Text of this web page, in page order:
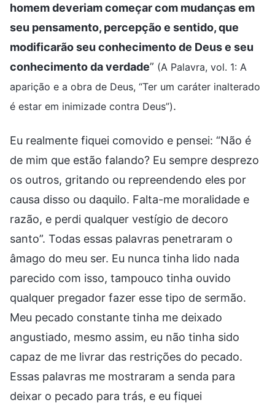
homem deveriam começar com mudanças em
seu pensamento, percepção e sentido, que
modificarão seu conhecimento de Deus e seu
conhecimento da verdade” (A Palavra, vol. 1: A
aparição e a obra de Deus, “Ter um caráter inalterado
é estar em inimizade contra Deus”).
Eu realmente fiquei comovido e pensei: “Não é
de mim que estão falando? Eu sempre desprezo
os outros, gritando ou repreendendo eles por
causa disso ou daquilo. Falta-me moralidade e
razão, e perdi qualquer vestígio de decoro
santo”. Todas essas palavras penetraram o
âmago do meu ser. Eu nunca tinha lido nada
parecido com isso, tampouco tinha ouvido
qualquer pregador fazer esse tipo de sermão.
Meu pecado constante tinha me deixado
angustiado, mesmo assim, eu não tinha sido
capaz de me livrar das restrições do pecado.
Essas palavras me mostraram a senda para
deixar o pecado para trás, e eu fiquei